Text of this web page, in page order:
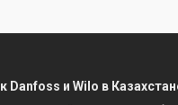
и Wilo в